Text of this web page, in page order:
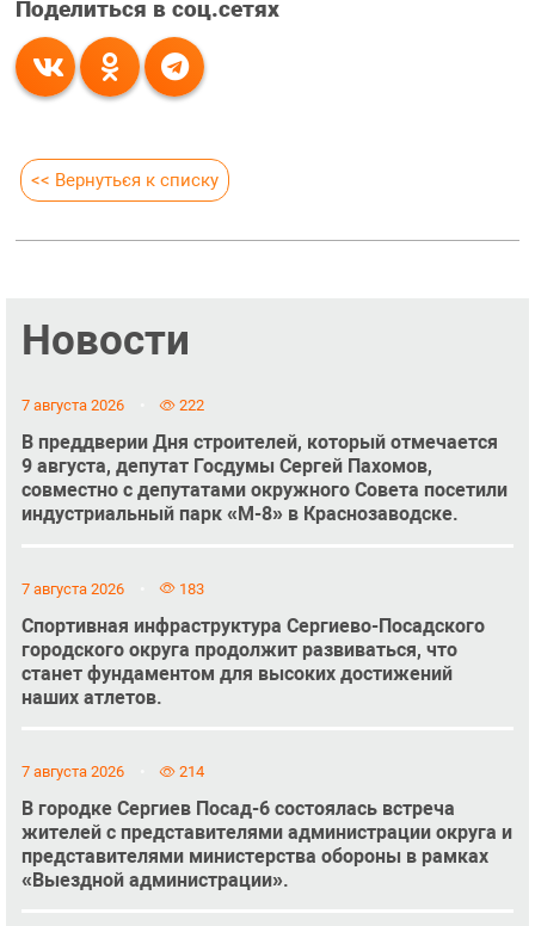
Поделиться в соц.сетях
<< Вернуться к списку
Новости
7 августа 2026 222
В преддверии Дня строителей, который отмечается
9 августа, депутат Госдумы Сергей Пахомов,
совместно с депутатами окружного Совета посетили
индустриальный парк «М-8» в Краснозаводске.
7 августа 2026 183
Спортивная инфраструктура Сергиево-Посадского
городского округа продолжит развиваться, что
станет фундаментом для высоких достижений
наших атлетов.
7 августа 2026 214
В городке Сергиев Посад-6 состоялась встреча
жителей с представителями администрации округа и
представителями министерства обороны в рамках
«Выездной администрации».